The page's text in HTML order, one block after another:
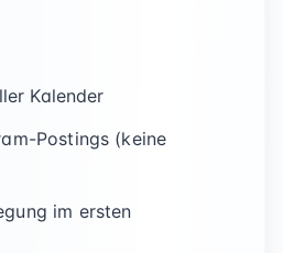
Kalender
Postings (keine
im ersten